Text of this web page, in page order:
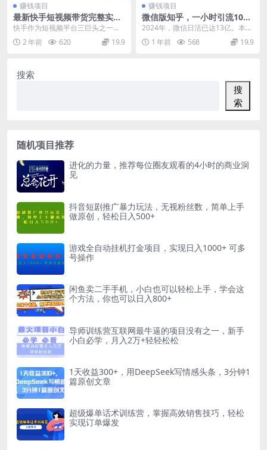
赚钱项目
最新快手短视频带货完整实操
流程，无需保证金，门槛低，
单日佣金1k+
快手作为短视频平台三巨头之一，
流量红利一直巨大，反而一直被忽
略。和抖音比起来，视...
2 年前 620 19.9
赚钱项目
微信版知乎，一小时引流100
+创业粉，日涨粉1000+
2024年，微信日活已达13亿。本套
课程，猫哥依然给大家拆解一个，
依托于微信庞大...
1 年前 568 19.9
搜索
搜
索
随机项目推荐
进化的力量，推荐每位圈友观看的4小时的商业洞
见
抖音短剧推广暴力玩法，无视粉丝数，简单上手
做原创，轻松日入500+
游戏全自动挂机打金项目，实现日入1000+ 可多
号操作
闲鱼卖二手手机，小白也可以轻松上手，学会这
个方法，你也可以日入800+
导师训练营互联网最牛逼的项目没有之一，新手
小白必学，月入2万+轻轻松松
1天收益300+，用DeepSeek写情感头条，3分钟1
篇原创文章
超级爆单话术训练营，掌握高效销售技巧，轻松
实现订单爆发